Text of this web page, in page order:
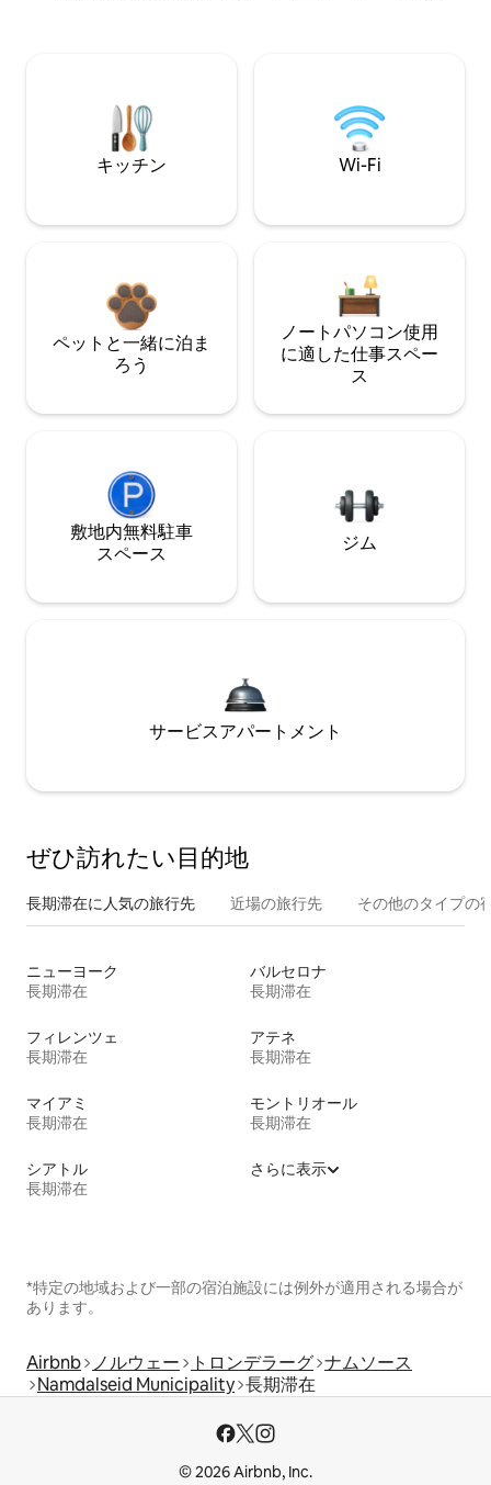
キッチン Wi-Fi
ペットと一緒に泊ま
ろう
ノートパソコン使用
に適した仕事スペー
ス
敷地内無料駐⁠車
ス⁠ペ⁠ー⁠ス
ジム
サービスアパートメント
ぜひ訪⁠れ⁠た⁠い目⁠的⁠地
長期滞在に人気の旅行先 近場の旅行先 その他のタ⁠イ⁠プ⁠の
ニューヨーク
長期滞在
バルセロナ
長期滞在
フィレンツェ
長期滞在
アテネ
長期滞在
マイアミ
長期滞在
モントリオール
長期滞在
シアトル
長期滞在
さらに表示
*特定の地域および一部の宿泊施設には例外が適用される場合が
あります。
Airbnb ノルウェー トロンデラーグ ナムソース
Namdalseid Municipality 長期滞在
© 2026 Airbnb, Inc.